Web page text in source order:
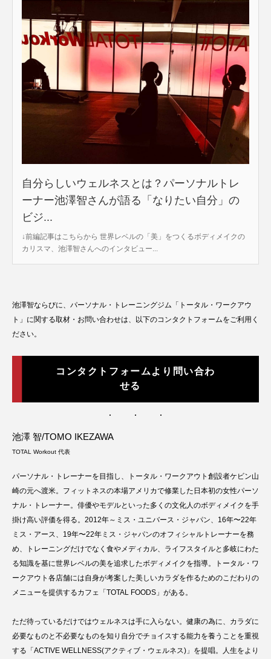
自分らしいウェルネスとは？パーソナルトレ
ーナー池澤智さんが語る「なりたい自分」の
ビジ...
↓前編記事はこちらから 世界レベルの「美」をつくるボディメイクの
カリスマ、池澤智さんへのインタビュー...
池澤智ならびに、パーソナル・トレーニングジム「トータル・ワークアウ
ト」に関する取材・お問い合わせは、以下のコンタクトフォームをご利用く
ださい。
コンタクトフォームより問い合わ
せる
池澤 智/TOMO IKEZAWA
TOTAL Workout 代表
パーソナル・トレーナーを目指し、トータル・ワークアウト創設者ケビン山
崎の元へ渡米。フィットネスの本場アメリカで修業した日本初の女性パーソ
ナル・トレーナー。俳優やモデルといった多くの文化人のボディメイクを手
掛け高い評価を得る。2012年～ミス・ユニバース・ジャパン、16年〜22年
ミス・アース、19年〜22年ミス・ジャパンのオフィシャルトレーナーを務
め、トレーニングだけでなく食やメディカル、ライフスタイルと多岐にわた
る知識を基に世界レベルの美を追求したボディメイクを指導。トータル・ワ
ークアウト各店舗には自身が考案した美しいカラダを作るためのこだわりの
メニューを提供するカフェ「TOTAL FOODS」がある。
ただ待っているだけではウェルネスは手に入らない。健康の為に、カラダに
必要なものと不必要なものを知り自分でチョイスする能力を養うことを重視
する「ACTIVE WELLNESS(アクティブ・ウェルネス)」を提唱。人生をより